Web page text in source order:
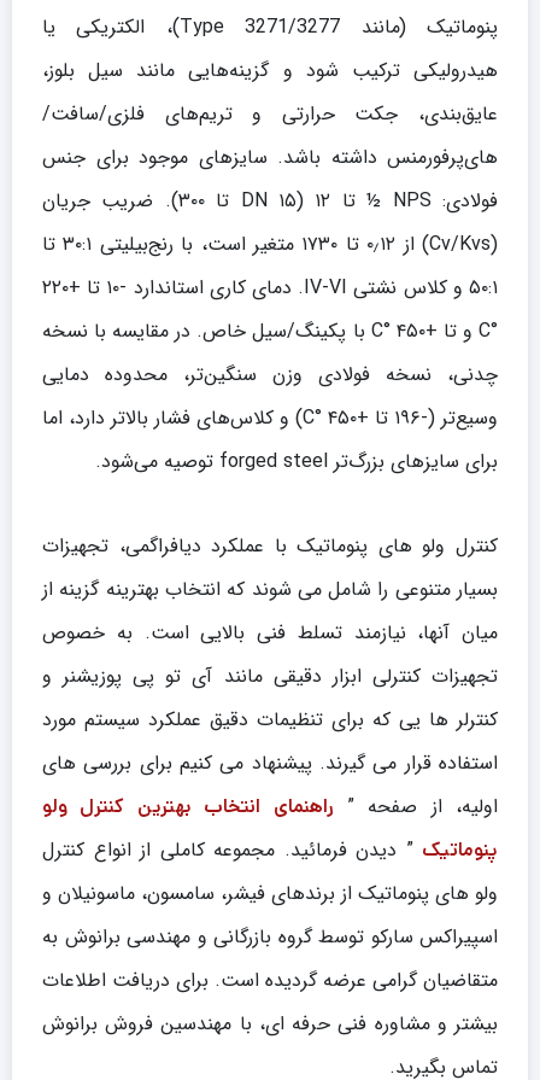
پنوماتیک (مانند Type 3271/3277)، الکتریکی یا
هیدرولیکی ترکیب شود و گزینه‌هایی مانند سیل بلوز،
عایق‌بندی، جکت حرارتی و تریم‌های فلزی/سافت/
های‌پرفورمنس داشته باشد. سایزهای موجود برای جنس
فولادی: NPS ½ تا ۱۲ (DN ۱۵ تا ۳۰۰). ضریب جریان
(Cv/Kvs) از ۰٫۱۲ تا ۱۷۳۰ متغیر است، با رنج‌بیلیتی ۳۰:۱ تا
۵۰:۱ و کلاس نشتی IV-VI. دمای کاری استاندارد -۱۰ تا +۲۲۰
°C و تا +۴۵۰ °C با پکینگ/سیل خاص. در مقایسه با نسخه
چدنی، نسخه فولادی وزن سنگین‌تر، محدوده دمایی
وسیع‌تر (-۱۹۶ تا +۴۵۰ °C) و کلاس‌های فشار بالاتر دارد، اما
برای سایزهای بزرگ‌تر forged steel توصیه می‌شود.
کنترل ولو های پنوماتیک با عملکرد دیافراگمی، تجهیزات
بسیار متنوعی را شامل می شوند که انتخاب بهترینه گزینه از
میان آنها، نیازمند تسلط فنی بالایی است. به خصوص
تجهیزات کنترلی ابزار دقیقی مانند آی تو پی پوزیشنر و
کنترلر ها یی که برای تنظیمات دقیق عملکرد سیستم مورد
استفاده قرار می گیرند. پیشنهاد می کنیم برای بررسی های
اولیه، از صفحه ” راهنمای انتخاب بهترین کنترل ولو
پنوماتیک ” دیدن فرمائید. مجموعه کاملی از انواع کنترل
ولو های پنوماتیک از برندهای فیشر، سامسون، ماسونیلان و
اسپیراکس سارکو توسط گروه بازرگانی و مهندسی برانوش به
متقاضیان گرامی عرضه گردیده است. برای دریافت اطلاعات
بیشتر و مشاوره فنی حرفه ای، با مهندسین فروش برانوش
تماس بگیرید.